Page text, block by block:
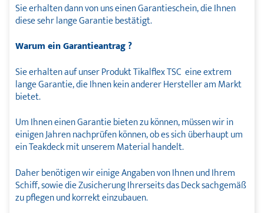
Sie erhalten dann von uns einen Garantieschein, die Ihnen
diese sehr lange Garantie bestätigt.
Warum ein Garantieantrag ?
Sie erhalten auf unser Produkt Tikalflex TSC eine extrem
lange Garantie, die Ihnen kein anderer Hersteller am Markt
bietet.
Um Ihnen einen Garantie bieten zu können, müssen wir in
einigen Jahren nachprüfen können, ob es sich überhaupt um
ein Teakdeck mit unserem Material handelt.
Daher benötigen wir einige Angaben von Ihnen und Ihrem
Schiff, sowie die Zusicherung Ihrerseits das Deck sachgemäß
zu pflegen und korrekt einzubauen.